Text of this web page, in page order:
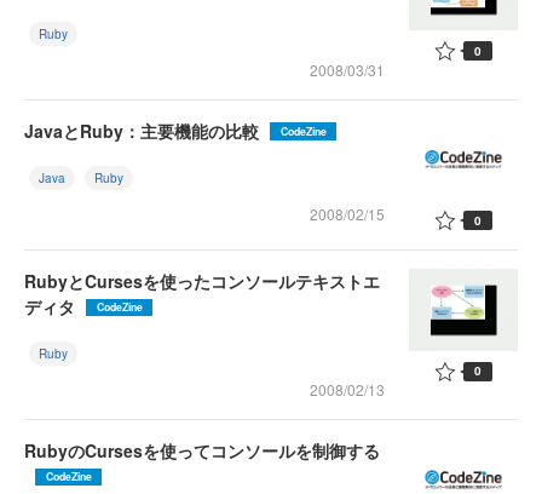
Ruby
2008/03/31
0
JavaとRuby：主要機能の比較 CodeZine
Java Ruby
2008/02/15 0
RubyとCursesを使ったコンソールテキストエ
ディタ
CodeZine
Ruby
2008/02/13
0
RubyのCursesを使ってコンソールを制御する
CodeZine